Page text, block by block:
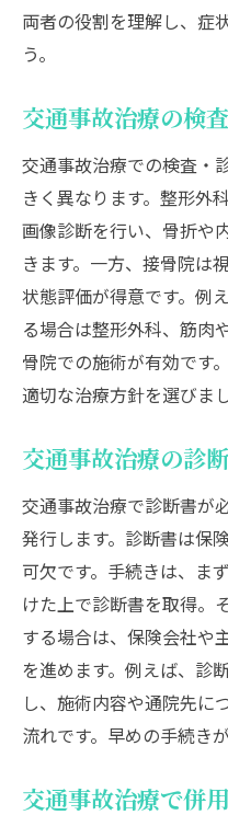
両者の役割を理解し、症
う。
交通事故治療の検
交通事故治療での検査・
きく異なります。整形外
画像診断を行い、骨折や
きます。一方、接骨院は
状態評価が得意です。例
る場合は整形外科、筋肉
骨院での施術が有効です
適切な治療方針を選びま
交通事故治療の診
交通事故治療で診断書が
発行します。診断書は保
可欠です。手続きは、ま
けた上で診断書を取得。
する場合は、保険会社や
を進めます。例えば、診
し、施術内容や通院先に
流れです。早めの手続き
交通事故治療で併